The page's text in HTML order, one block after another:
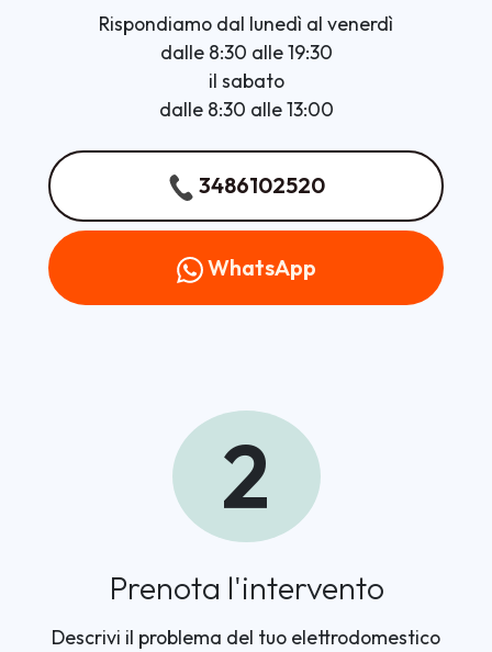
Rispondiamo dal lunedì al venerdì
dalle 8:30 alle 19:30
il sabato
dalle 8:30 alle 13:00
3486102520
WhatsApp
2
Prenota l'intervento
Descrivi il problema del tuo elettrodomestico